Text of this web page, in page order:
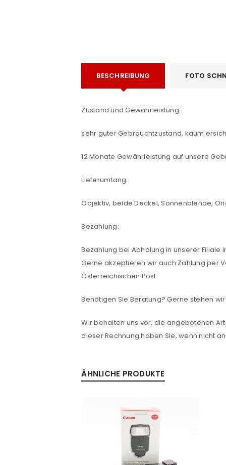
ANMELDEN
Benutzername oder E-Mail-
Passwort*
Anmeldeformular
BESCHREIBUNG FOTO
Zustand und Gewährleistung:
sehr guter Gebrauchtzustand, kaum
12 Monate Gewährleistung auf unsere
Lieferumfang:
Objektiv, beide Deckel, Sonnenblende,
Bezahlung:
Bezahlung bei Abholung in unserer Filiale
Gerne akzeptieren wir auch Zahlung per
Österreichischen Post.
Benötigen Sie Beratung? Gerne stehen
Wir behalten uns vor, die angebotenen
dieser Rechnung haben Sie, wenn nicht
ÄHNLICHE PRODUKTE